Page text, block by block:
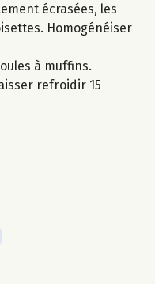
écrasées, les
Homogénéiser
à muffins.
refroidir 15